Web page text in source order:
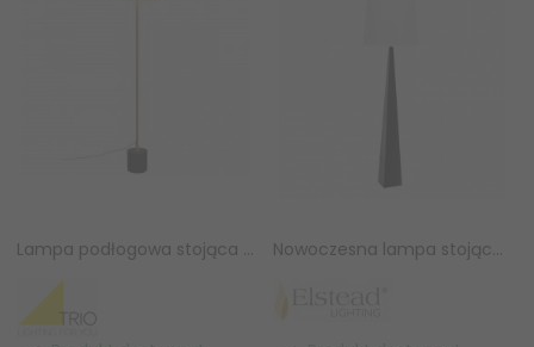
Lampa podłogowa stojąca LED okrągły klosz nowoczesna designerska ozdobna KEATON 440210180 Trio Nowoczesna lampa stojąca podłogowa czarna z białym abażurem ASCENT ASCENT-FL-BLK-W Elstead Lighting polerowany nikiel